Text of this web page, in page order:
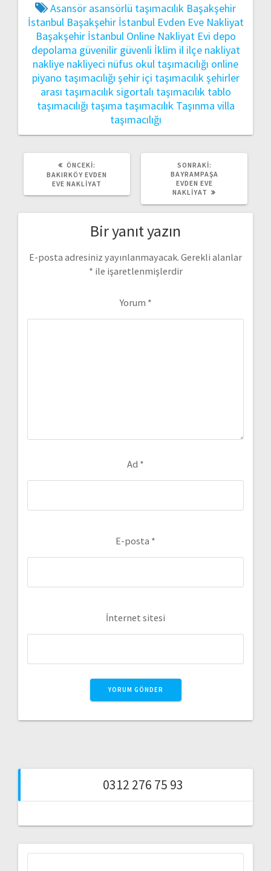
Asansör asansörlü taşımacılık Başakşehir
İstanbul Başakşehir İstanbul Evden Eve Nakliyat
Başakşehir İstanbul Online Nakliyat Evi depo
depolama güvenilir güvenli İklim il ilçe nakliyat
nakliye nakliyeci nüfus okul taşımacılığı online
piyano taşımacılığı şehir içi taşımacılıkşehirler
arası taşımacılıksigortalı taşımacılık tablo
taşımacılığı taşıma taşımacılık Taşınma villa
taşımacılığı
ÖNCEKI:
YAZI:
BAKIRKÖY EVDEN
EVE NAKLIYAT
SONRAKI:
YAZI:
BAYRAMPAŞA
EVDEN EVE
NAKLIYAT
Bir yanıt yazın
E-posta adresiniz yayınlanmayacak. Gerekli alanlar
* ile işaretlenmişlerdir
Yorum *
Ad *
E-posta *
İnternet sitesi
0312 276 75 93